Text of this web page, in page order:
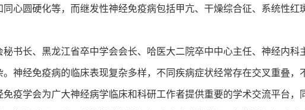
心圆硬化等，而继发性神经免疫病包括甲亢、干燥综合征、系统性
书长、黑龙江省卒中学会会长、哈医大二院卒中中心主任、神经内
神经免疫病的临床表现复杂多样，不同疾病症状经常存在交叉重叠，
疫学会为广大神经病学临床和科研工作者提供重要的学术交流平台